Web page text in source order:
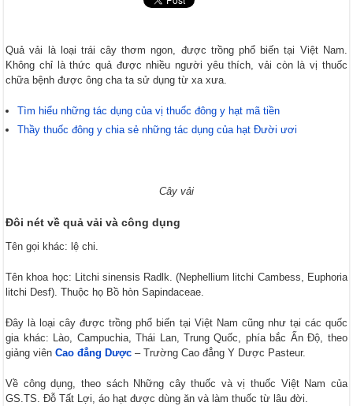
Hoài sơn (Sơn dược): Vị thuốc quý từ củ mài
Đào nhân trong Đông y: Vị thuốc quý cho phụ nữ và nhiều công dụng khác
Cát cánh: Hỗ trợ điều trị bệnh đường hô hấp và các vấn đề sức khỏe khác
Quả vải là loại trái cây thơm ngon, được trồng phổ biến tại Việt Nam.
Không chỉ là thức quả được nhiều người yêu thích, vải còn là vị thuốc
chữa bệnh được ông cha ta sử dụng từ xa xưa.
Tìm hiểu những tác dụng của vị thuốc đông y hạt mã tiền
Thầy thuốc đông y chia sẻ những tác dụng của hạt Đười ươi
Cây vải
Đôi nét về quả vải và công dụng
Tên gọi khác: lệ chi.
Tên khoa học: Litchi sinensis Radlk. (Nephellium litchi Cambess, Euphoria
litchi Desf). Thuộc họ Bồ hòn Sapindaceae.
Đây là loại cây được trồng phổ biến tại Việt Nam cũng như tại các quốc
gia khác: Lào, Campuchia, Thái Lan, Trung Quốc, phía bắc Ấn Độ, theo
giảng viênCao đẳng Dược – Trường Cao đẳng Y Dược Pasteur.
Về công dụng, theo sách Những cây thuốc và vị thuốc Việt Nam của
GS.TS. Đỗ Tất Lợi, áo hạt được dùng ăn và làm thuốc từ lâu đời.